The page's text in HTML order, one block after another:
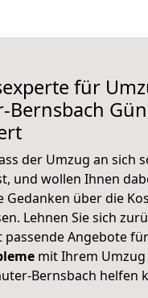
für
Bernsbach
der Umzug an sich
und wollen Ihnen
Gedanken über die
Lehnen Sie sich
Angebote für
mit Ihrem Umzug
Bernsbach helfen